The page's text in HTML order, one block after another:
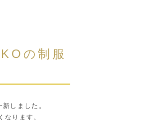
の制服
しました。
ります。